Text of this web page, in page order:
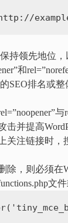
保持领先地位
和
SEO排名或整
击并提高
关注链接时，
除，则必须在
文